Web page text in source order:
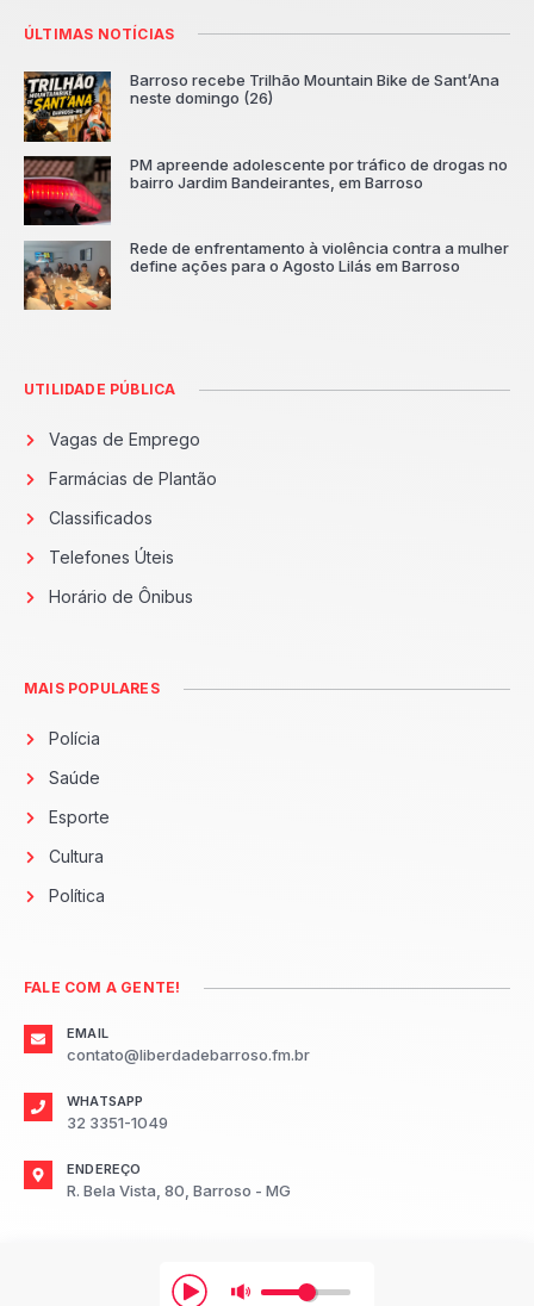
ÚLTIMAS NOTÍCIAS
Barroso recebe Trilhão Mountain Bike de Sant’Ana
neste domingo (26)
PM apreende adolescente por tráfico de drogas no
bairro Jardim Bandeirantes, em Barroso
Rede de enfrentamento à violência contra a mulher
define ações para o Agosto Lilás em Barroso
UTILIDADE PÚBLICA
Vagas de Emprego
Farmácias de Plantão
Classificados
Telefones Úteis
Horário de Ônibus
MAIS POPULARES
Polícia
Saúde
Esporte
Cultura
Política
FALE COM A GENTE!
EMAIL
contato@liberdadebarroso.fm.br
WHATSAPP
32 3351-1049
ENDEREÇO
R. Bela Vista, 80, Barroso - MG
2026 Radio Liberdade FM Barroso.